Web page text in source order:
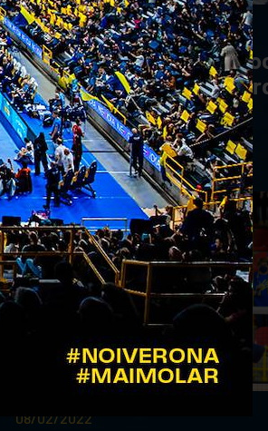
10/02/2022
Mads Jensen miglior
ai Dansk Volleyball
08/02/2022